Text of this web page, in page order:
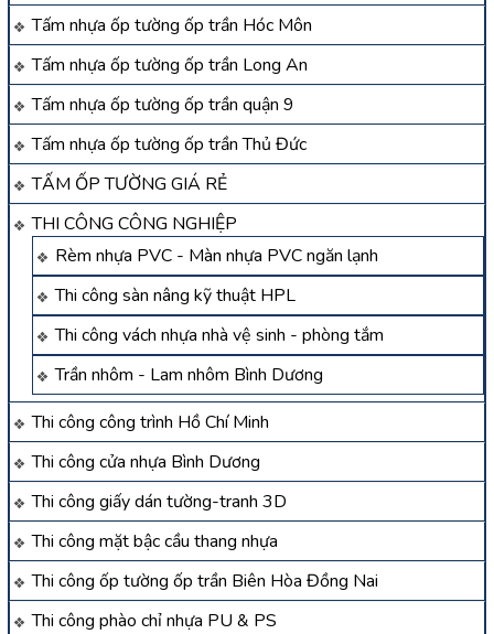
Tấm nhựa ốp tường ốp trần Hóc Môn
Tấm nhựa ốp tường ốp trần Long An
Tấm nhựa ốp tường ốp trần quận 9
Tấm nhựa ốp tường ốp trần Thủ Đức
TẤM ỐP TƯỜNG GIÁ RẺ
THI CÔNG CÔNG NGHIỆP
Rèm nhựa PVC - Màn nhựa PVC ngăn lạnh
Thi công sàn nâng kỹ thuật HPL
Thi công vách nhựa nhà vệ sinh - phòng tắm
Trần nhôm - Lam nhôm Bình Dương
Thi công công trình Hồ Chí Minh
Thi công cửa nhựa Bình Dương
Thi công giấy dán tường-tranh 3D
Thi công mặt bậc cầu thang nhựa
Thi công ốp tường ốp trần Biên Hòa Đồng Nai
Thi công phào chỉ nhựa PU & PS